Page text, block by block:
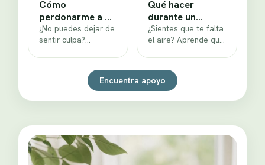
depresión, sin…
paso a paso…
Cómo
perdonarme a mí
mismo: 5 pasos
cristianos
¿No puedes dejar de
sentir culpa?
mismo con 5 pasos
Qué hacer
durante un
ataque de
pánico: 4 pasos
¿Sientes que te falta
el aire? Aprende qué
respiración 4-7-8,…
Encuentra apoyo